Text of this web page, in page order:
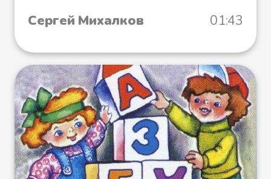
Сергей Михалков
01:43